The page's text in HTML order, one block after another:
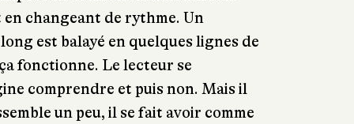
changeant de rythme. Un
est balayé en quelques lignes de
fonctionne. Le lecteur se
comprendre et puis non. Mais il
un peu, il se fait avoir comme